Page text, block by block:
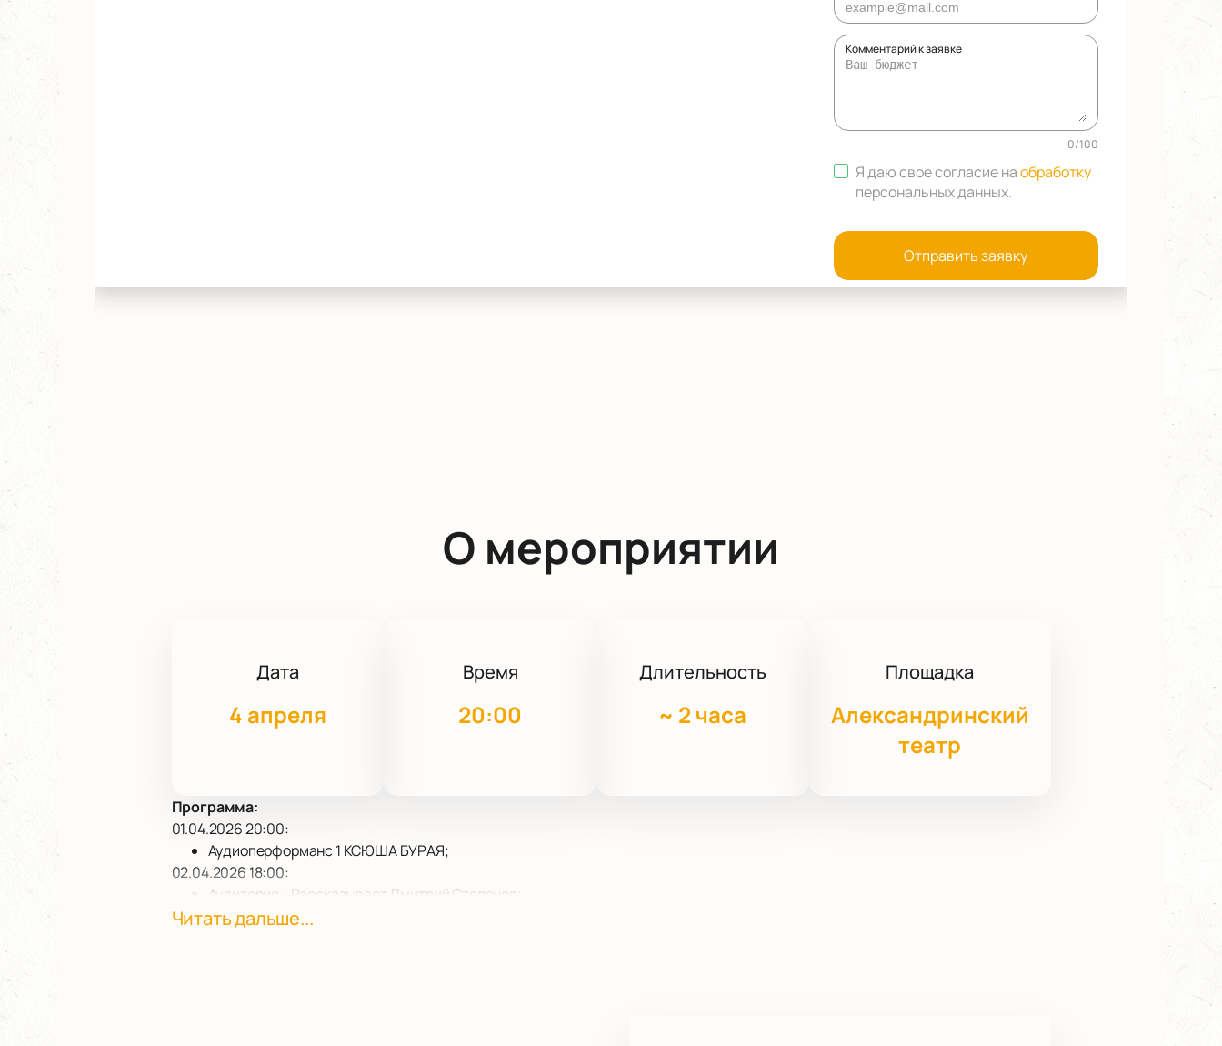
Комментарий к заявке
0/100
Я даю свое согласие наобработку
персональных данных.
Отправить заявку
О мероприятии
Дата
4 апреля
Время
20:00
Длительность
~ 2 часа
Площадка
Александринский
театр
Программа:
01.04.2026 20:00:
Аудиоперформанс 1 КСЮША БУРАЯ;
02.04.2026 18:00:
Аудитория - Рассказывает Дмитрий Степанов;
02.04.2026 20:00:
Читать дальше...